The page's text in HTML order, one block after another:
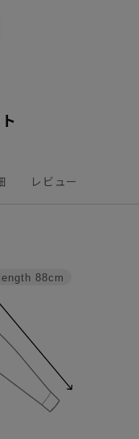
レビュー
88cm